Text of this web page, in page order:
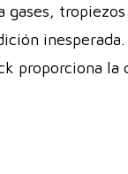
gases,
proporciona la